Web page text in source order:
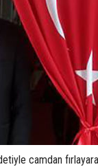
camdan